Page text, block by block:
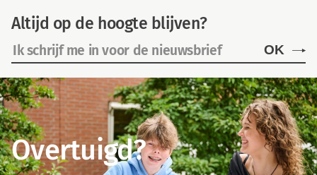
Altijd op de hoogte blijven?
OK
Overtuigd?